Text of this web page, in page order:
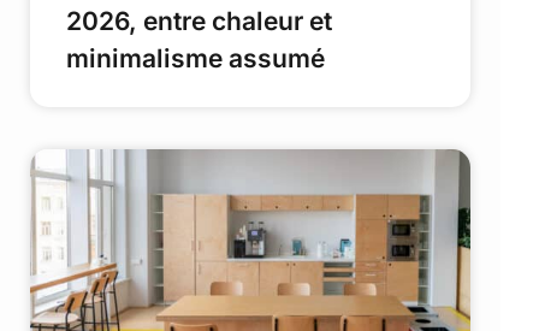
2026, entre chaleur et
minimalisme assumé